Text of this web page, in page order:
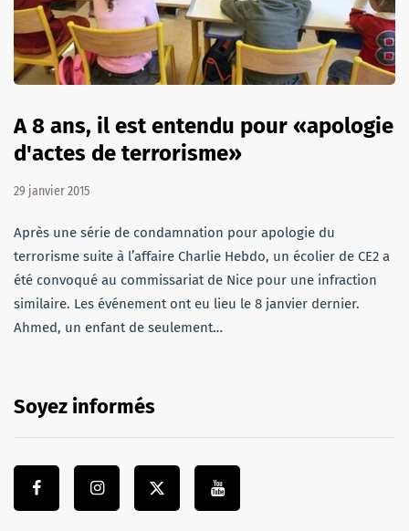
A 8 ans, il est entendu pour «apologie
d'actes de terrorisme»
29 janvier 2015
Après une série de condamnation pour apologie du
terrorisme suite à l’affaire Charlie Hebdo, un écolier de CE2 a
été convoqué au commissariat de Nice pour une infraction
similaire. Les événement ont eu lieu le 8 janvier dernier.
Ahmed, un enfant de seulement…
Soyez informés